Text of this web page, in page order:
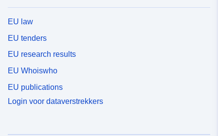
EU law
EU tenders
EU research results
EU Whoiswho
EU publications
Login voor dataverstrekkers